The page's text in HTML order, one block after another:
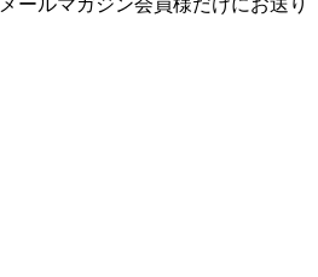
ールマガジン会員様だけにお送り